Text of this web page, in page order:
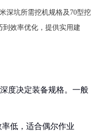
深坑所需挖机规格及70型挖
效率优化，提供实用建
度决定装备规格。一般
低，适合偶尔作业